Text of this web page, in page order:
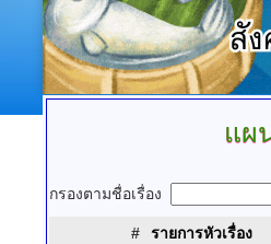
แผ
กรองตามชื่อเรื่อง
#
รายการหัวเรื่อง